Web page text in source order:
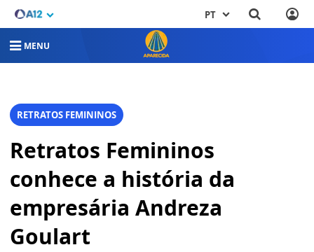
PT
MENU
RETRATOS FEMININOS
Retratos Femininos
conhece a história da
empresária Andreza
Goulart